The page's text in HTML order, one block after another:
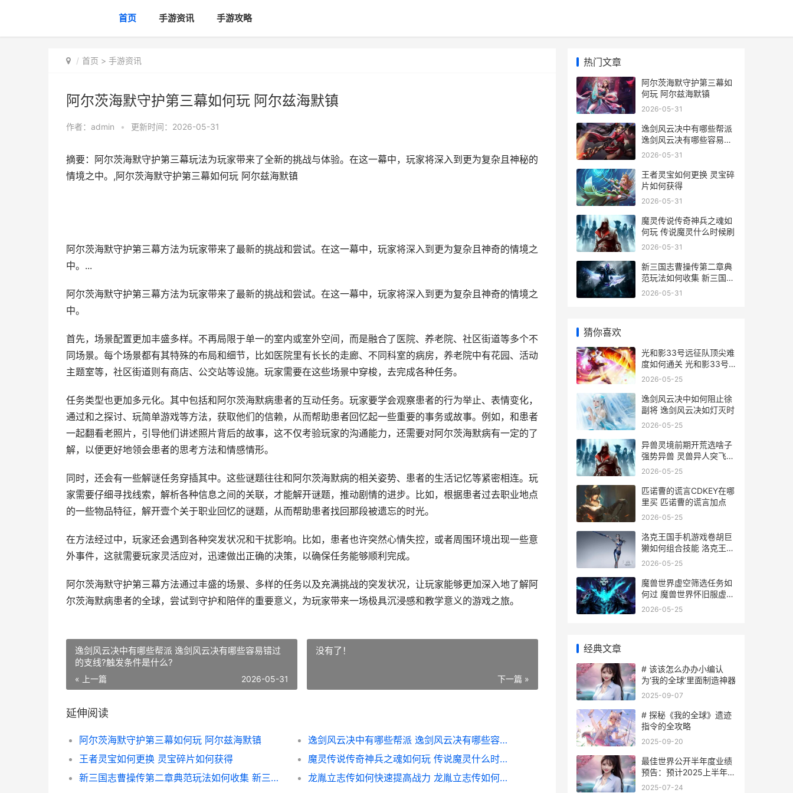
首页 手游资讯 手游攻略
首页 > 手游资讯
阿尔茨海默守护第三幕如何玩 阿尔兹海默镇
作者： admin • 更新时间：2026-05-31
摘要：阿尔茨海默守护第三幕玩法为玩家带来了全新的挑战与体验。在这一幕中，玩家将深入到更为复杂且神秘的
情境之中。,阿尔茨海默守护第三幕如何玩 阿尔兹海默镇
阿尔茨海默守护第三幕方法为玩家带来了最新的挑战和尝试。在这一幕中，玩家将深入到更为复杂且神奇的情境之
中。...
阿尔茨海默守护第三幕方法为玩家带来了最新的挑战和尝试。在这一幕中，玩家将深入到更为复杂且神奇的情境之
中。
首先，场景配置更加丰盛多样。不再局限于单一的室内或室外空间，而是融合了医院、养老院、社区街道等多个不
同场景。每个场景都有其特殊的布局和细节，比如医院里有长长的走廊、不同科室的病房，养老院中有花园、活动
主题室等，社区街道则有商店、公交站等设施。玩家需要在这些场景中穿梭，去完成各种任务。
任务类型也更加多元化。其中包括和阿尔茨海默病患者的互动任务。玩家要学会观察患者的行为举止、表情变化，
通过和之探讨、玩简单游戏等方法，获取他们的信赖，从而帮助患者回忆起一些重要的事务或故事。例如，和患者
一起翻看老照片，引导他们讲述照片背后的故事，这不仅考验玩家的沟通能力，还需要对阿尔茨海默病有一定的了
解，以便更好地领会患者的思考方法和情感情形。
同时，还会有一些解谜任务穿插其中。这些谜题往往和阿尔茨海默病的相关姿势、患者的生活记忆等紧密相连。玩
家需要仔细寻找线索，解析各种信息之间的关联，才能解开谜题，推动剧情的进步。比如，根据患者过去职业地点
的一些物品特征，解开壹个关于职业回忆的谜题，从而帮助患者找回那段被遗忘的时光。
在方法经过中，玩家还会遇到各种突发状况和干扰影响。比如，患者也许突然心情失控，或者周围环境出现一些意
外事件，这就需要玩家灵活应对，迅速做出正确的决策，以确保任务能够顺利完成。
阿尔茨海默守护第三幕方法通过丰盛的场景、多样的任务以及充满挑战的突发状况，让玩家能够更加深入地了解阿
尔茨海默病患者的全球，尝试到守护和陪伴的重要意义，为玩家带来一场极具沉浸感和教学意义的游戏之旅。
逸剑风云决中有哪些帮派 逸剑风云决有哪些容易错过
的支线?触发条件是什么?
« 上一篇 2026-05-31
没有了！
下一篇 »
延伸阅读
阿尔茨海默守护第三幕如何玩 阿尔兹海默镇
逸剑风云决中有哪些帮派 逸剑风云决有哪些容易错过的支线?触发条件是什么?
王者灵宝如何更换 灵宝碎片如何获得
魔灵传说传奇神兵之魂如何玩 传说魔灵什么时候刷
新三国志曹操传第二章典范玩法如何收集 新三国志曹操传地宫幽灵骑士怎么打
龙胤立志传如何快速提高战力 龙胤立志传如何晋升弟子
热门文章
阿尔茨海默守护第三幕如
何玩 阿尔兹海默镇
2026-05-31
逸剑风云决中有哪些帮派
逸剑风云决有哪些容易错
过的支线?触发条件是什
2026-05-31
王者灵宝如何更换 灵宝碎
片如何获得
2026-05-31
魔灵传说传奇神兵之魂如
何玩 传说魔灵什么时候刷
2026-05-31
新三国志曹操传第二章典
范玩法如何收集 新三国志
曹操传地宫幽灵骑士怎么
2026-05-31
猜你喜欢
光和影33号远征队顶尖难
度如何通关 光和影33号
远征队剧情
2026-05-25
逸剑风云决中如何阻止徐
副将 逸剑风云决如灯灭时
2026-05-25
异兽灵境前期开荒选啥子
强势异兽 灵兽异人突飞猛
进任务选哪个
2026-05-25
匹诺曹的谎言CDKEY在哪
里买 匹诺曹的谎言加点
2026-05-25
洛克王国手机游戏卷胡巨
獭如何组合技能 洛克王国
手游下载安装
2026-05-25
魔兽世界虚空筛选任务如
何过 魔兽世界怀旧服虚空
鳐
2026-05-25
经典文章
# 该该怎么办办小编认
为‘我的全球’里面制造神器
2025-09-07
# 探秘《我的全球》遗迹
指令的全攻略
2025-09-20
最佳世界公开半年度业绩
预告：预计2025上半年扭
亏为盈 世界最佳11人
2025-07-24